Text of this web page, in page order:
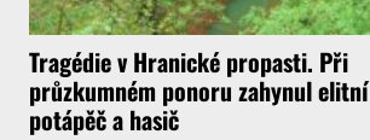
Tragédie v Hranické propasti. Při
průzkumném ponoru zahynul elitní
potápěč a hasič